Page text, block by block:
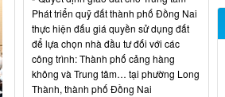
Phát triển quỹ đất thành phố Đồng Nai
thực hiện đấu giá quyền sử dụng đất
để lựa chọn nhà đầu tư đối với các
công trình: Thành phố cảng hàng
không và Trung tâm… tại phường Long
Thành, thành phố Đồng Nai